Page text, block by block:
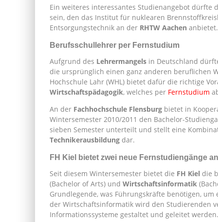
Ein weiteres interessantes Studienangebot dürfte
sein, den das Institut für nuklearen
Entsorgungstechnik an der RHTW Aachen anbietet.
Berufsschullehrer per Fernstudium
Aufgrund des Lehrermangels in Deutschland
die ursprünglich einen ganz anderen beruflichen
Hochschule Lahr (WHL) bietet dafür die richtige
Wirtschaftspädagogik, welches per Fernstudium
An der Fachhochschule Flensburg bietet in
Wintersemester 2010/2011 den Bachelor-
sieben Semester unterteilt und stellt eine
Technikerausbildung dar.
FH Kiel bietet zwei neue Fernstudiengänge an
Seit diesem Wintersemester bietet die FH Kiel die
(Bachelor of Arts) und Wirtschaftsinformatik
Grundlegende, was Führungskräfte benötigen,
der Wirtschaftsinformatik wird den Studierenden
Informationssysteme gestaltet und geleitet werden.